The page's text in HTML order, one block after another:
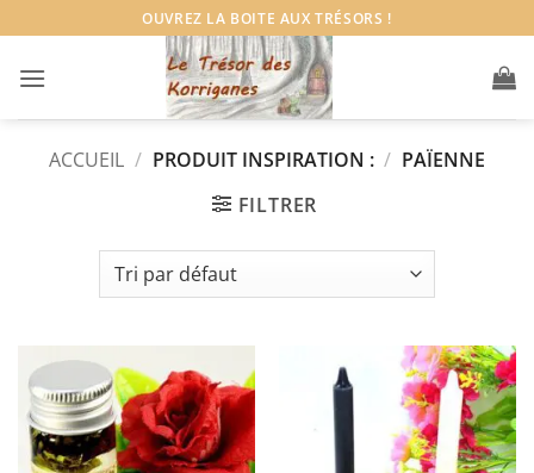
au
contenu
OUVREZ LA BOITE AUX TRÉSORS !
ACCUEIL / PRODUIT INSPIRATION : / PAÏENNE
FILTRER